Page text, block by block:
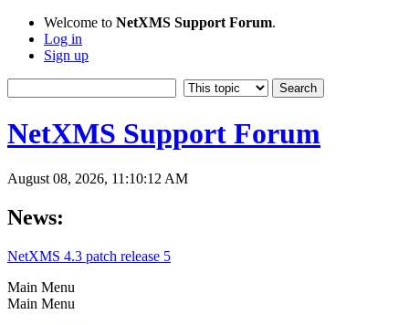
Welcome to NetXMS Support Forum.
Log in
Sign up
NetXMS Support Forum
August 08, 2026, 11:10:12 AM
News:
NetXMS 4.3 patch release 5
Main Menu
Main Menu